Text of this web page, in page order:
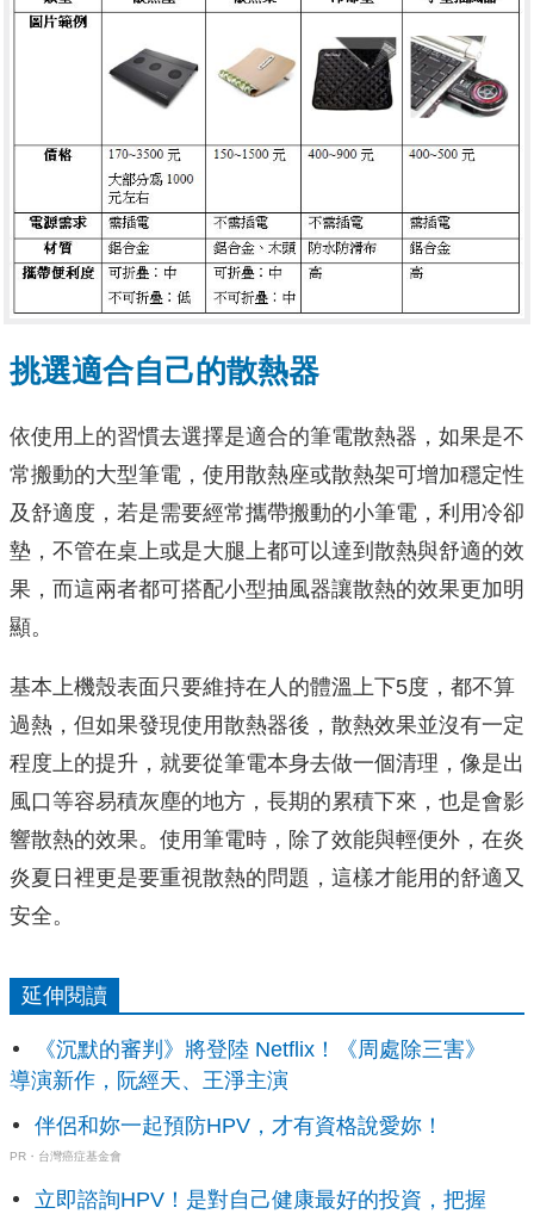
挑選適合自己的散熱器
依使用上的習慣去選擇是適合的筆電散熱器，如果是不
常搬動的大型筆電，使用散熱座或散熱架可增加穩定性
及舒適度，若是需要經常攜帶搬動的小筆電，利用冷卻
墊，不管在桌上或是大腿上都可以達到散熱與舒適的效
果，而這兩者都可搭配小型抽風器讓散熱的效果更加明
顯。
基本上機殼表面只要維持在人的體溫上下5度，都不算
過熱，但如果發現使用散熱器後，散熱效果並沒有一定
程度上的提升，就要從筆電本身去做一個清理，像是出
風口等容易積灰塵的地方，長期的累積下來，也是會影
響散熱的效果。使用筆電時，除了效能與輕便外，在炎
炎夏日裡更是要重視散熱的問題，這樣才能用的舒適又
安全。
延伸閱讀
《沉默的審判》將登陸 Netflix！《周處除三害》
導演新作，阮經天、王淨主演
伴侶和妳一起預防HPV，才有資格說愛妳！
PR・台灣癌症基金會
立即諮詢HPV！是對自己健康最好的投資，把握